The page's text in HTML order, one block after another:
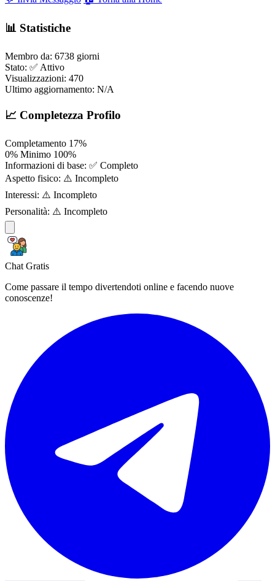
📊 Statistiche
Membro da: 6738 giorni
Stato: ✅ Attivo
Visualizzazioni: 470
Ultimo aggiornamento: N/A
📈 Completezza Profilo
Completamento 17%
0% Minimo 100%
Informazioni di base: ✅ Completo
Aspetto fisico: ⚠️ Incompleto
Interessi: ⚠️ Incompleto
Personalità: ⚠️ Incompleto
Chat Gratis
Come passare il tempo divertendoti online e facendo nuove
conoscenze!